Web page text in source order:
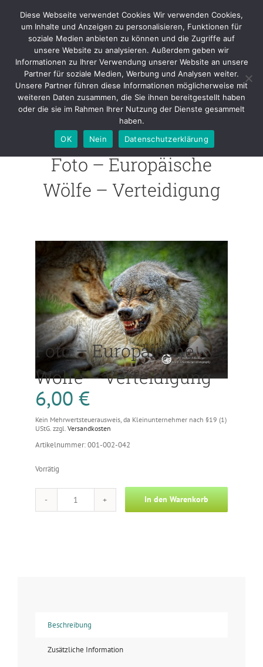
content
Foto – Europäische Wölfe –
Verteidigung
Foto – Europäische
Wölfe – Verteidigung
Foto – Europäische
Wölfe – Verteidigung
6,00 €
Kein Mehrwertsteuerausweis, da Kleinunternehmer nach §19 (1)
UStG. zzgl. Versandkosten
Artikelnummer: 001-002-042
Vorrätig
Foto
In den Warenkorb
Beschreibung
Zusätzliche Information
Diese Webseite verwendet Cookies Wir verwenden Cookies,
um Inhalte und Anzeigen zu personalisieren, Funktionen für
soziale Medien anbieten zu können und die Zugriffe auf
unsere Website zu analysieren. Außerdem geben wir
Informationen zu Ihrer Verwendung unserer Website an unsere
Partner für soziale Medien, Werbung und Analysen weiter.
Unsere Partner führen diese Informationen möglicherweise mit
weiteren Daten zusammen, die Sie ihnen bereitgestellt haben
oder die sie im Rahmen Ihrer Nutzung der Dienste gesammelt
haben.
OK
Nein Datenschutzerklärung